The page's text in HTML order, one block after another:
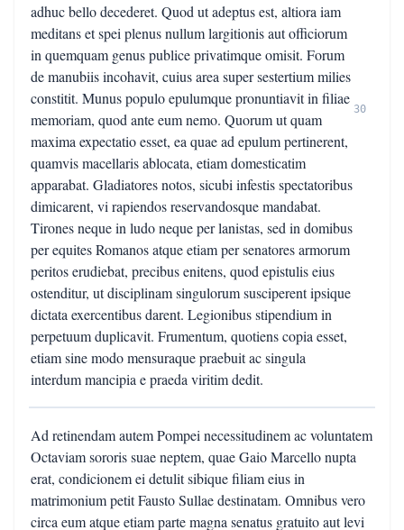
adhuc bello decederet. Quod ut adeptus est, altiora iam
meditans et spei plenus nullum largitionis aut officiorum
in quemquam genus publice privatimque omisit. Forum
de manubiis incohavit, cuius area super sestertium milies
constitit. Munus populo epulumque pronuntiavit in filiae
memoriam, quod ante eum nemo. Quorum ut quam
maxima expectatio esset, ea quae ad epulum pertinerent,
quamvis macellaris ablocata, etiam domesticatim
apparabat. Gladiatores notos, sicubi infestis spectatoribus
dimicarent, vi rapiendos reservandosque mandabat.
Tirones neque in ludo neque per lanistas, sed in domibus
per equites Romanos atque etiam per senatores armorum
peritos erudiebat, precibus enitens, quod epistulis eius
ostenditur, ut disciplinam singulorum susciperent ipsique
dictata exercentibus darent. Legionibus stipendium in
perpetuum duplicavit. Frumentum, quotiens copia esset,
etiam sine modo mensuraque praebuit ac singula
interdum mancipia e praeda viritim dedit.
30
Ad retinendam autem Pompei necessitudinem ac voluntatem
Octaviam sororis suae neptem, quae Gaio Marcello nupta
erat, condicionem ei detulit sibique filiam eius in
matrimonium petit Fausto Sullae destinatam. Omnibus vero
circa eum atque etiam parte magna senatus gratuito aut levi